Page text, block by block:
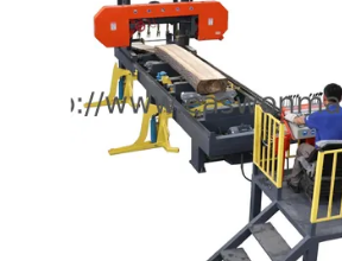
แผนผัง